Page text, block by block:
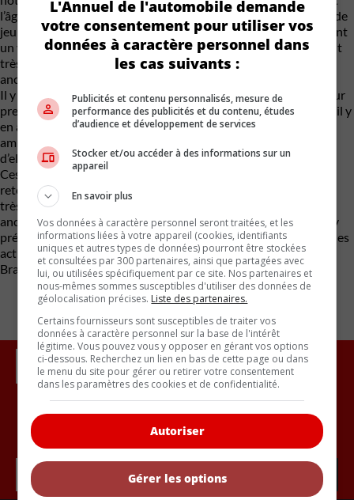
l’âge des nouveaux adhérents à la voiture ancienne. Beaucoup de
jeunes embarquent dans le hobby, et ça c’est génial. Ils apportent
un vent nouveau de fraîcheur et de dynamisme. Ces jeunes sont
très motivés et ont envies de vivre le passé de et par la voiture
ancienne.
Il y a, autour de l’atelier, trois jeunes femmes qui ont achetés leur
première voiture ancienne, 21, 25, 27 ans. Ces trois femmes, et il y
en a d’autres j’en suis certain, deviennent les nouvelles
ambassadrices de la voiture ancienne et de son hobby, autour
d’elles.
Ces jeunes personnes ne peuvent pas être taxées de vouloir
retourner vivre dans le passé, ils ne l’ont pas vécu. Ils prouvent
très bien que c’est -vivre le passé- que de rouler en voiture
ancienne. Ces jeunes doivent avoir leur place dans notre hobby
préféré avec des voitures intéressante à prix raisonnables et des
activités qui leur plaisent à eux aussi.
Bravo à ces jeunes et bienvenue!
Inscrivez vous à l'infolettre.
L'Annuel de l'automobile demande
votre consentement pour utiliser vos
données à caractère personnel dans
les cas suivants :
Publicités et contenu personnalisés, mesure de
performance des publicités et du contenu, études
d’audience et développement de services
Stocker et/ou accéder à des informations sur un
appareil
En savoir plus
Vos données à caractère personnel seront traitées, et les
informations liées à votre appareil (cookies, identifiants
uniques et autres types de données) pourront être stockées
et consultées par 300 partenaires, ainsi que partagées avec
lui, ou utilisées spécifiquement par ce site. Nos partenaires et
nous-mêmes sommes susceptibles d'utiliser des données de
géolocalisation précises. Liste des partenaires.
Certains fournisseurs sont susceptibles de traiter vos
données à caractère personnel sur la base de l'intérêt
légitime. Vous pouvez vous y opposer en gérant vos options
ci-dessous. Recherchez un lien en bas de cette page ou dans
le menu du site pour gérer ou retirer votre consentement
dans les paramètres des cookies et de confidentialité.
Autoriser
Gérer les options